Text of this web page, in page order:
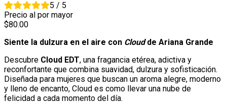
5 / 5
Precio al por mayor
80.00
Siente la dulzura en el aire con Cloudde Ariana Grande
Descubre Cloud EDT, una fragancia etérea, adictiva y
reconfortante que combina suavidad, dulzura y sofisticación.
Diseñada para mujeres que buscan un aroma alegre, moderno
y lleno de encanto, Cloud es como llevar una nube de
felicidad a cada momento del día.